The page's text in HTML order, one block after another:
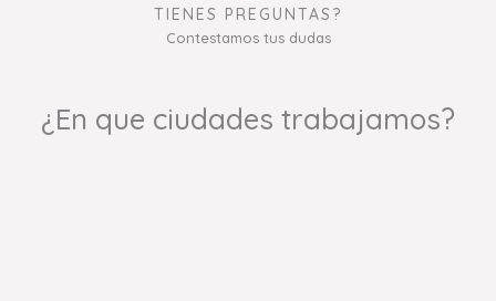
TIENES PREGUNTAS?
Contestamos tus dudas
¿En que ciudades trabajamos?